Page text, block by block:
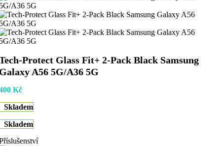
Protect Glass Fit+ 2-Pack Black Samsung
A56 5G/A36 5G
Kč
Skladem
Skladem